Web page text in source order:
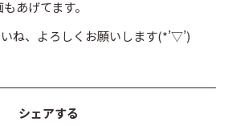
あげてます。
ね、よろしくお願いします(*’▽’)
シェアする